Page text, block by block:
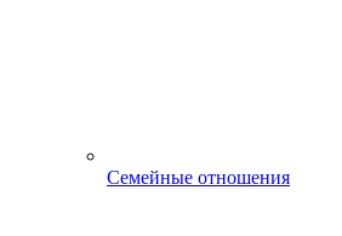
Семейные отношения